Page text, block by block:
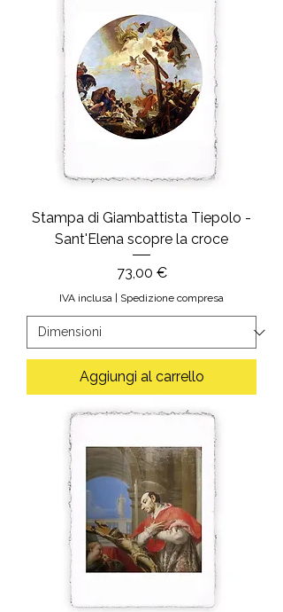
Stampa di Giambattista Tiepolo -
Sant'Elena scopre la croce
Prezzo
73,00 €
IVA inclusa Spedizione compresa
Aggiungi al carrello